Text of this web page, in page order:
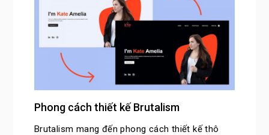
Phong cách thiết kế Brutalism
Brutalism mang đến phong cách thiết kế thô